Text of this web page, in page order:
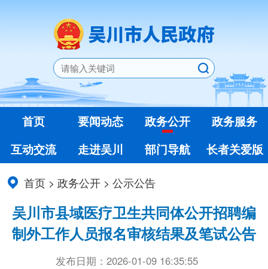
首页 要闻动态 政务公开
政务服务
互动交流
走进吴川 部门导航 长者关爱版
首页 >政务公开 >公示公告
吴川市县域医疗卫生共同体公开招聘编
制外工作人员报名审核结果及笔试公告
发布日期：2026-01-09 16:35:55